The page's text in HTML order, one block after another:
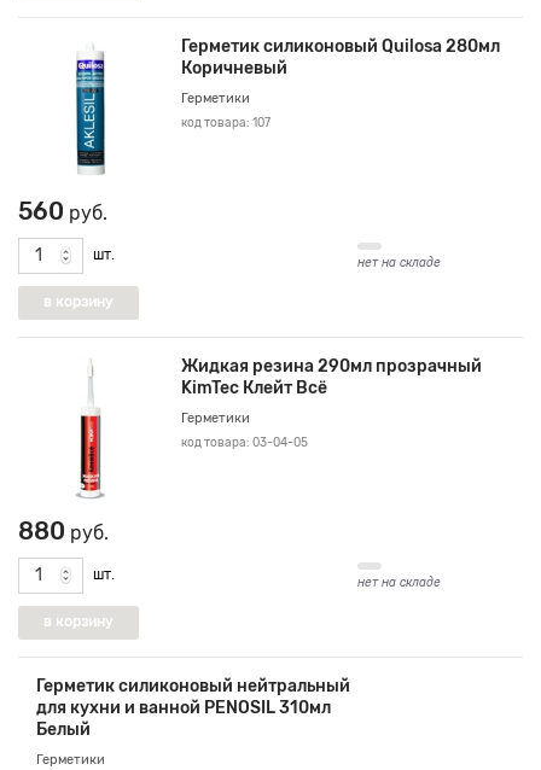
Герметик силиконовый Quilosa 280мл
Коричневый
Герметики
код товара: 107
560 руб.
шт. нет на складе
Жидкая резина 290мл прозрачный
KimTec Клейт Всё
Герметики
код товара: 03-04-05
880 руб.
шт. нет на складе
Герметик силиконовый нейтральный
для кухни и ванной PENOSIL 310мл
Белый
Герметики